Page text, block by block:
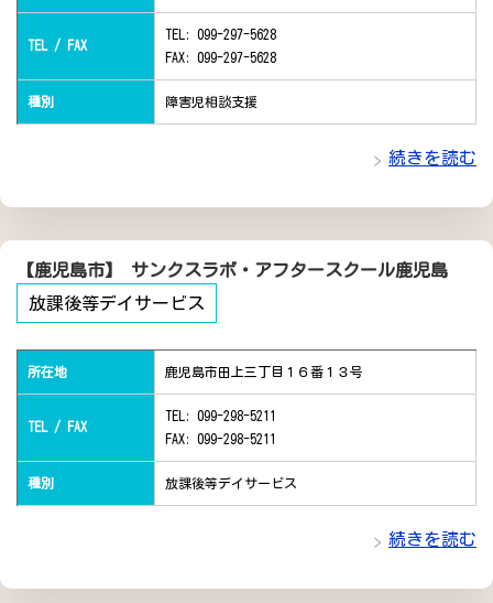
TEL / FAX
TEL: 099-297-5628
FAX: 099-297-5628
種別 障害児相談支援
続きを読む
【鹿児島市】 サンクスラボ・アフタースクール鹿児島
放課後等デイサービス
所在地 鹿児島市田上三丁目１６番１３号
TEL / FAX
TEL: 099-298-5211
FAX: 099-298-5211
種別 放課後等デイサービス
続きを読む